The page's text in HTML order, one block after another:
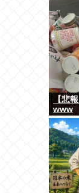
【悲
www